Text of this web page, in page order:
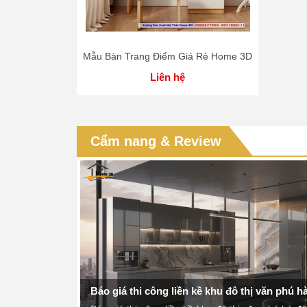
Mẫu Bàn Trang Điểm Giá Rẻ Home 3D
Liên hệ
Cẩm nang & Review
vật liệu, giải pháp kỹ thuật và báo giá
nhanh từ...
Đang cập nhật...
Ngọc Anh